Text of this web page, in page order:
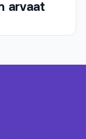
arvaat